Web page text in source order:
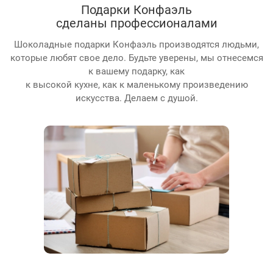
Подарки Конфаэль
сделаны профессионалами
Шоколадные подарки Конфаэль производятся людьми,
которые любят свое дело. Будьте уверены, мы отнесемся
к вашему подарку, как
к высокой кухне, как к маленькому произведению
искусства. Делаем с душой.